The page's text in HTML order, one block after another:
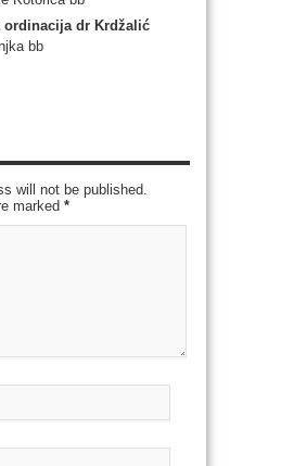
ordinacija dr Krdžalić
bb
will not be published.
marked *